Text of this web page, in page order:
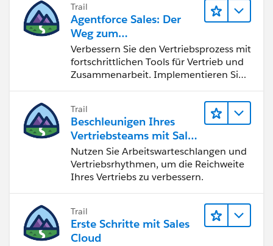
Trail
Agentforce Sales: Der
Weg zum
Vertriebsspezialisten
Verbessern Sie den Vertriebsprozess mit
fortschrittlichen Tools für Vertrieb und
Zusammenarbeit. Implementieren Sie
schließen Sie den Lead-zu-Cash-Zyklus
erfolgreich ab.
Trail
Beschleunigen Ihres
Vertriebsteams mit Sales
Engagement
Nutzen Sie Arbeitswarteschlangen und
Vertriebsrhythmen, um die Reichweite
Ihres Vertriebs zu verbessern.
Trail
Erste Schritte mit Sales
Cloud